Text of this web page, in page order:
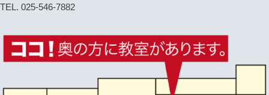
TEL. 025-546-7882